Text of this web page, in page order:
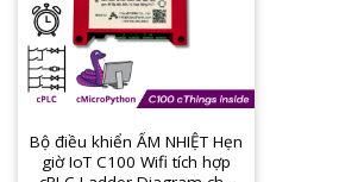
Bộ điều khiển ẨM NHIỆT Hẹn
giờ IoT C100 Wifi tích hợp